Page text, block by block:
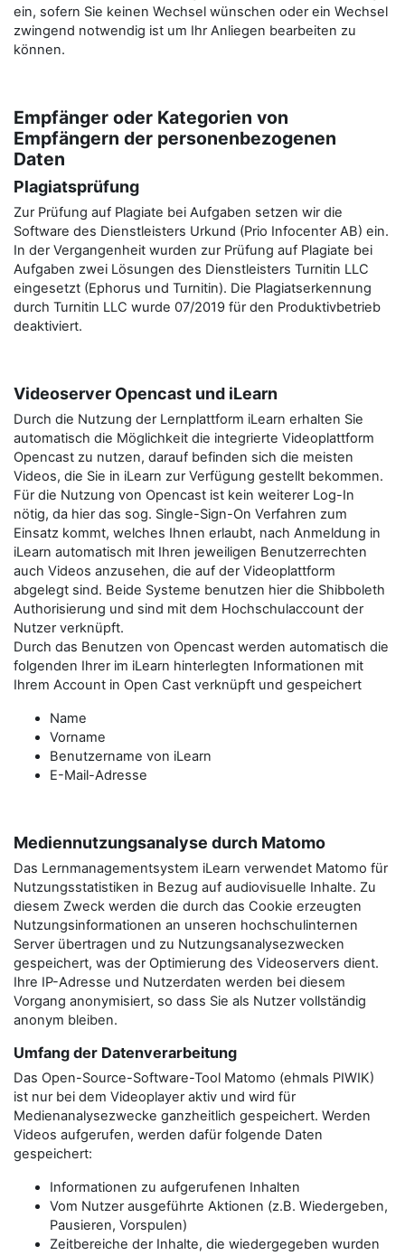
ein, sofern Sie keinen Wechsel wünschen oder ein Wechsel
zwingend notwendig ist um Ihr Anliegen bearbeiten zu
können.
Empfänger oder Kategorien von
Empfängern der personenbezogenen
Daten
Plagiatsprüfung
Zur Prüfung auf Plagiate bei Aufgaben setzen wir die
Software des Dienstleisters Urkund (Prio Infocenter AB) ein.
In der Vergangenheit wurden zur Prüfung auf Plagiate bei
Aufgaben zwei Lösungen des Dienstleisters Turnitin LLC
eingesetzt (Ephorus und Turnitin). Die Plagiatserkennung
durch Turnitin LLC wurde 07/2019 für den Produktivbetrieb
deaktiviert.
Videoserver Opencast und iLearn
Durch die Nutzung der Lernplattform iLearn erhalten Sie
automatisch die Möglichkeit die integrierte Videoplattform
Opencast zu nutzen, darauf befinden sich die meisten
Videos, die Sie in iLearn zur Verfügung gestellt bekommen.
Für die Nutzung von Opencast ist kein weiterer Log-In
nötig, da hier das sog. Single-Sign-On Verfahren zum
Einsatz kommt, welches Ihnen erlaubt, nach Anmeldung in
iLearn automatisch mit Ihren jeweiligen Benutzerrechten
auch Videos anzusehen, die auf der Videoplattform
abgelegt sind. Beide Systeme benutzen hier die Shibboleth
Authorisierung und sind mit dem Hochschulaccount der
Nutzer verknüpft.
Durch das Benutzen von Opencast werden automatisch die
folgenden Ihrer im iLearn hinterlegten Informationen mit
Ihrem Account in Open Cast verknüpft und gespeichert
Name
Vorname
Benutzername von iLearn
E-Mail-Adresse
Mediennutzungsanalyse durch Matomo
Das Lernmanagementsystem iLearn verwendet Matomo für
Nutzungsstatistiken in Bezug auf audiovisuelle Inhalte. Zu
diesem Zweck werden die durch das Cookie erzeugten
Nutzungsinformationen an unseren hochschulinternen
Server übertragen und zu Nutzungsanalysezwecken
gespeichert, was der Optimierung des Videoservers dient.
Ihre IP-Adresse und Nutzerdaten werden bei diesem
Vorgang anonymisiert, so dass Sie als Nutzer vollständig
anonym bleiben.
Umfang der Datenverarbeitung
Das Open-Source-Software-Tool Matomo (ehmals PIWIK)
ist nur bei dem Videoplayer aktiv und wird für
Medienanalysezwecke ganzheitlich gespeichert. Werden
Videos aufgerufen, werden dafür folgende Daten
gespeichert:
Informationen zu aufgerufenen Inhalten
Vom Nutzer ausgeführte Aktionen (z.B. Wiedergeben,
Pausieren, Vorspulen)
Zeitbereiche der Inhalte, die wiedergegeben wurden